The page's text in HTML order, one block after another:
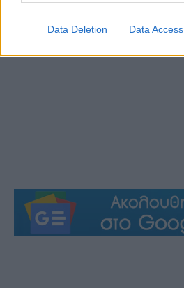
Data Deletion Data Access